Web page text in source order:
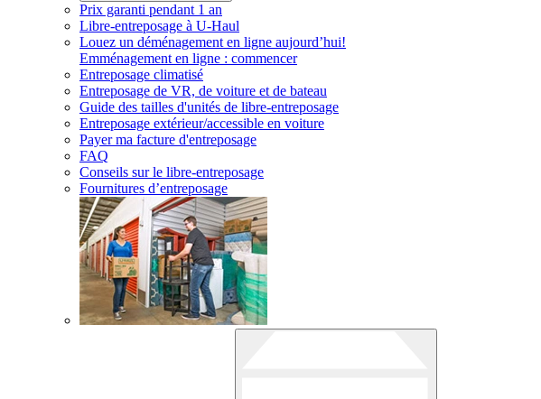
Prix garanti pendant 1 an
Libre-entreposage à U-Haul
Louez un déménagement en ligne aujourd’hui!
Emménagement en ligne : commencer
Entreposage climatisé
Entreposage de VR, de voiture et de bateau
Guide des tailles d'unités de libre-entreposage
Entreposage extérieur/accessible en voiture
Payer ma facture d'entreposage
FAQ
Conseils sur le libre-entreposage
Fournitures d’entreposage